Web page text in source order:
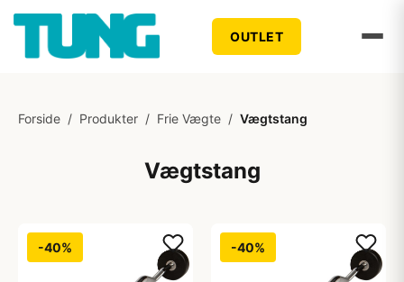
OUTLET
Forside / Produkter / Frie Vægte / Vægtstang
Vægtstang
-40% -40%